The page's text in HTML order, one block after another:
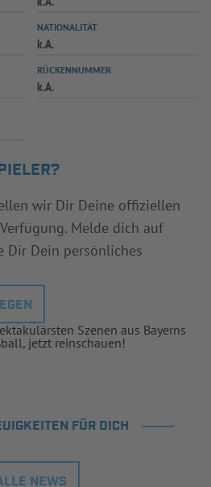
SPIELPLUS
NATIONALITÄT
k.A.
RÜCKENNUMMER
k.A.
wir Dir Deine offiziellen
Melde dich auf
Dir Dein persönliches
Szenen aus Bayerns
jetzt reinschauen!
FÜR DICH
NEWS